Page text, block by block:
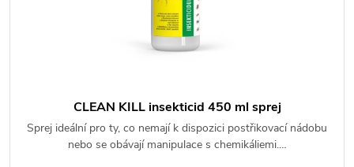
CLEAN KILL insekticid 450 ml sprej
Sprej ideální pro ty, co nemají k dispozici postřikovací nádobu
nebo se obávají manipulace s chemikáliemi.…